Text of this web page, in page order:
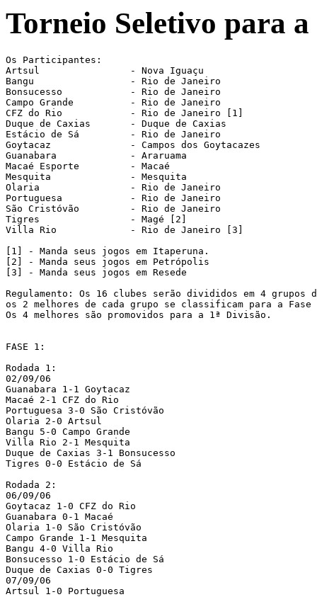
Torneio Seletivo para a
Os Participantes:
Artsul                - Nova Iguaçu
Bangu                 - Rio de Janeiro
Bonsucesso            - Rio de Janeiro
Campo Grande          - Rio de Janeiro
CFZ do Rio            - Rio de Janeiro [1]
Duque de Caxias       - Duque de Caxias
Estácio de Sá         - Rio de Janeiro
Goytacaz              - Campos dos Goytacazes
Guanabara             - Araruama
Macaé Esporte         - Macaé
Mesquita              - Mesquita
Olaria                - Rio de Janeiro
Portuguesa            - Rio de Janeiro
São Cristóvão         - Rio de Janeiro
Tigres                - Magé [2]
Villa Rio             - Rio de Janeiro [3]
[1] - Manda seus jogos em Itaperuna.
[2] - Manda seus jogos em Petrópolis
[3] - Manda seus jogos em Resede
Regulamento: Os 16 clubes serão divididos em 4
os 2 melhores de cada grupo se classificam para a
Os 4 melhores são promovidos para a 1ª Divisão.
FASE 1:
Rodada 1:
02/09/06
Guanabara 1-1 Goytacaz
Macaé 2-1 CFZ do Rio
Portuguesa 3-0 São Cristóvão
Olaria 2-0 Artsul
Bangu 5-0 Campo Grande
Villa Rio 2-1 Mesquita
Duque de Caxias 3-1 Bonsucesso
Tigres 0-0 Estácio de Sá
Rodada 2:
06/09/06
Goytacaz 1-0 CFZ do Rio
Guanabara 0-1 Macaé
Olaria 1-0 São Cristóvão
Campo Grande 1-1 Mesquita
Bangu 4-0 Villa Rio
Bonsucesso 1-0 Estácio de Sá
Duque de Caxias 0-0 Tigres
07/09/06
Artsul 1-0 Portuguesa